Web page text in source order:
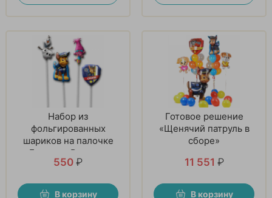
Набор из
фольгированных
шариков на палочке
«Большая Радость»
550 ₽
В корзину
Готовое решение
«Щенячий патруль в
сборе»
11 551 ₽
В корзину